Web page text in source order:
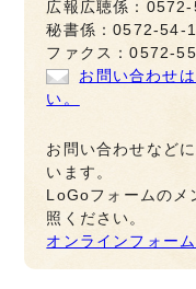
広報広聴係：
秘書係：0572-54-
ファクス：0572-
お問い合わせ
い。
お問い合わせなど
います。
LoGoフォームの
照ください。
オンラインフォー